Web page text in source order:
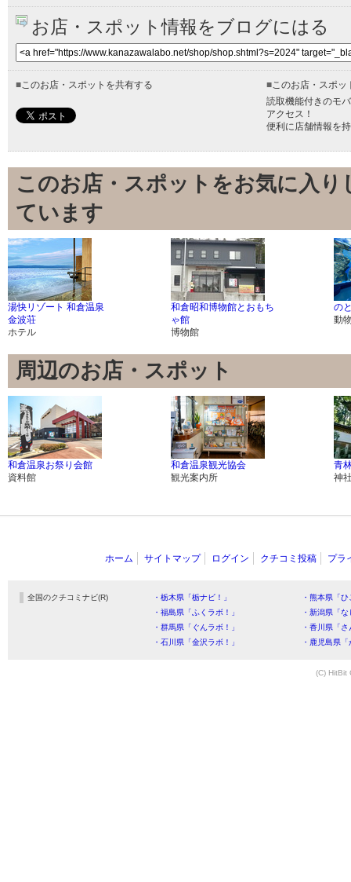
お店・スポット情報をブログにはる
■このお店・スポットを共有する ■このお店・スポッ
読取機能付きのモ
アクセス！
便利に店舗情報を
このお店・スポットをお気に入
ています
湯快リゾート 和倉温泉
金波荘
ホテル
和倉昭和博物館とおもち
ゃ館
博物館
の
動
周辺のお店・スポット
和倉温泉お祭り会館
資料館
和倉温泉観光協会
観光案内所
青
神
ホーム サイトマップ ログイン クチコミ投稿 プラ
全国のクチコミナビ(R) ・栃木県「栃ナビ！」
・熊本県「
・福島県「ふくラボ！」
・新潟県「
・群馬県「ぐんラボ！」
・香川県「
・石川県「金沢ラボ！」
・鹿児島県
(C) HitBit